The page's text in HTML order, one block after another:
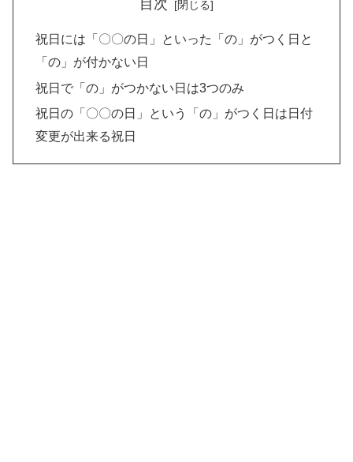
目次
祝日には「〇〇の日」といった「の」がつく日と
「の」が付かない日
祝日で「の」がつかない日は3つのみ
祝日の「〇〇の日」という「の」がつく日は日付
変更が出来る祝日